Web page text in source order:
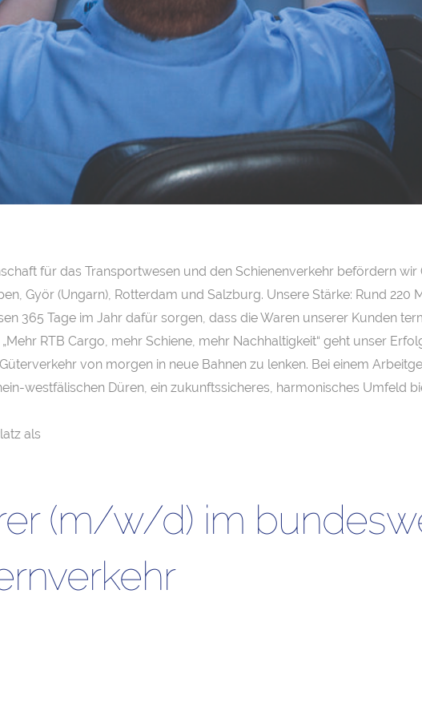
für das Transportwesen und den Schienenverkehr befördern
Györ (Ungarn), Rotterdam und Salzburg. Unsere Stärke: Rund 220
365 Tage im Jahr dafür sorgen, dass die Waren unserer Kunden
RTB Cargo, mehr Schiene, mehr Nachhaltigkeit“ geht unser
von morgen in neue Bahnen zu lenken. Bei einem
westfälischen Düren, ein zukunftssicheres, harmonisches Umfeld
als
(m/w/d) im